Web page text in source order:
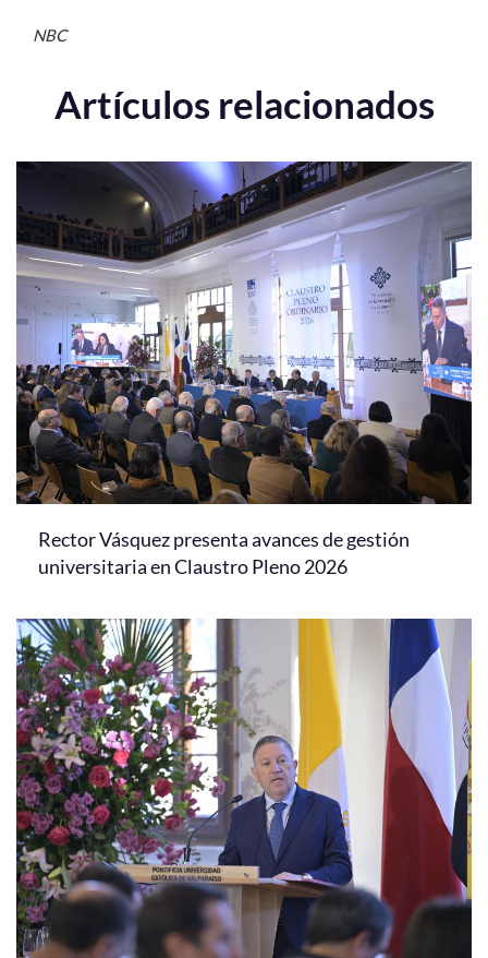
NBC
Artículos relacionados
Rector Vásquez presenta avances de gestión
universitaria en Claustro Pleno 2026